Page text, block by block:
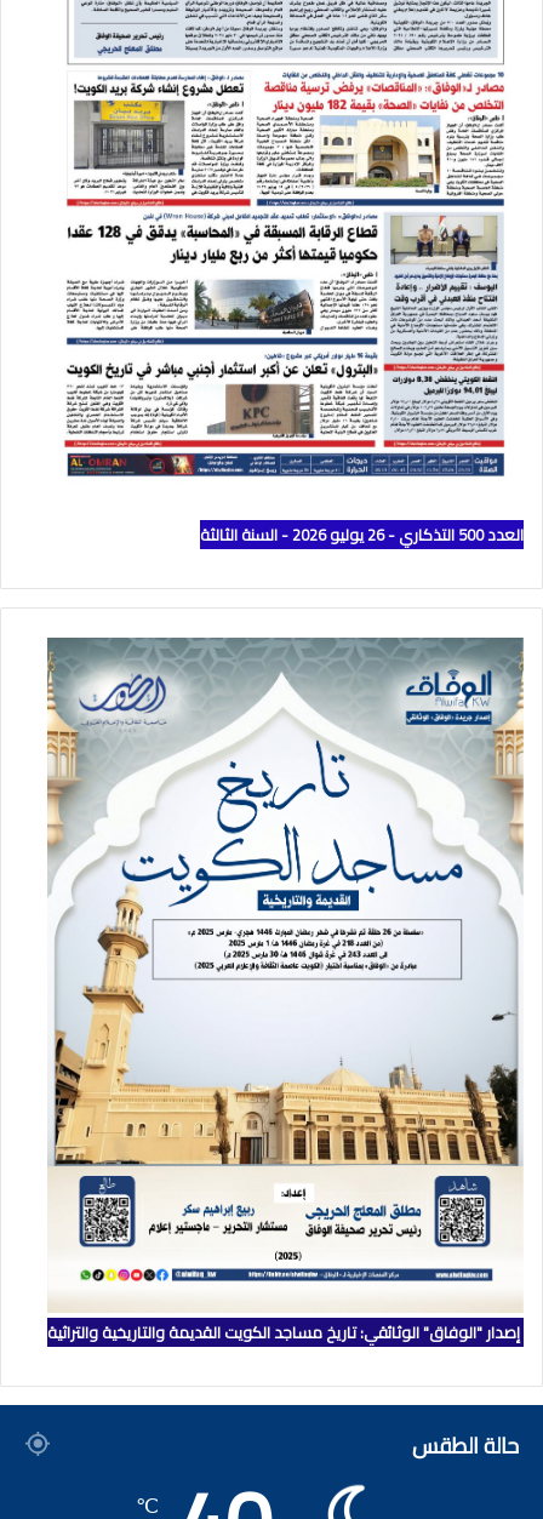
العدد 500 التذكاري - 26 يوليو 2026 - السنة الثالثة
إصدار "الوفاق" الوثائقي: تاريخ مساجد الكويت القديمة والتاريخية والتراثية
حالة الطقس
℃